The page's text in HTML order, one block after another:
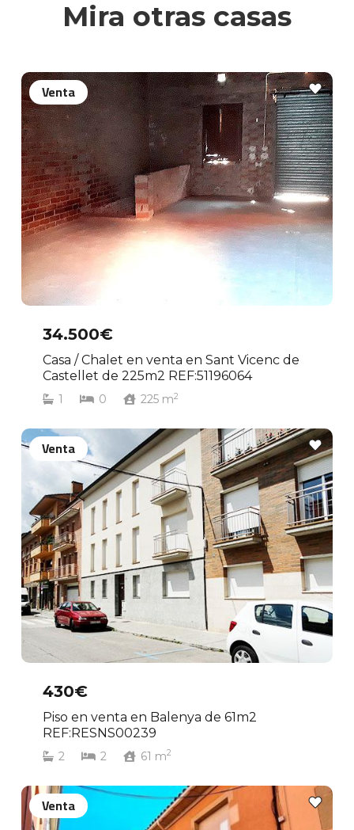
Mira otras casas
34.500€
Casa / Chalet en venta en Sant Vicenc de
Castellet de 225m2 REF:51196064
1 0 225m2
Venta
430€
Piso en venta en Balenya de 61m2
REF:RESNS00239
2 2 61 m2
Venta
Venta